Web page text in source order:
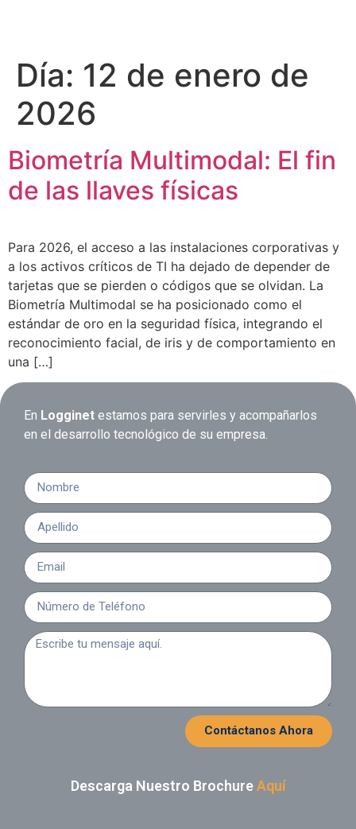
Día: 12 de enero de
2026
Biometría Multimodal: El fin
de las llaves físicas
Para 2026, el acceso a las instalaciones corporativas y
a los activos críticos de TI ha dejado de depender de
tarjetas que se pierden o códigos que se olvidan. La
Biometría Multimodal se ha posicionado como el
estándar de oro en la seguridad física, integrando el
reconocimiento facial, de iris y de comportamiento en
una […]
En Logginet estamos para servirles y acompañarlos
en el desarrollo tecnológico de su empresa.
Contáctanos Ahora
Descarga Nuestro Brochure Aquí